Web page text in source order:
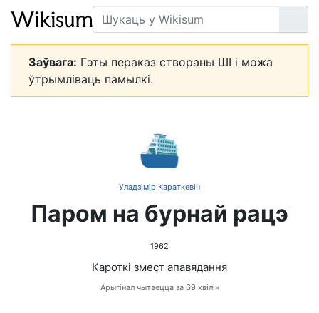
Пошук
Заўвага: Гэты пераказ створаны ШІ і можа
ўтрымліваць памылкі.
⛴️
Уладзімір Караткевіч
Паром на бурнай рацэ
1962
Кароткі змест апавядання
Арыгінал чытаецца за 69 хвілін